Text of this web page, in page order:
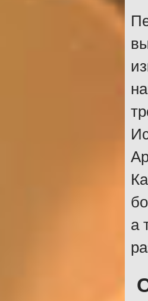
а